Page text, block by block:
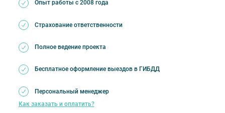
Опыт работы с 2008 года
Страхование ответственности
Полное ведение проекта
Бесплатное оформление выездов в ГИБДД
Персональный менеджер
Как заказать и оплатить?